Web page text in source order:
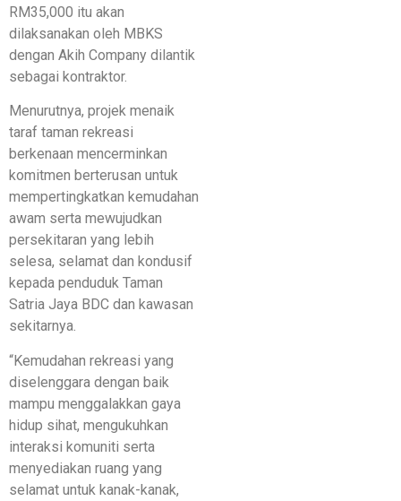
RM35,000 itu akan
dilaksanakan oleh MBKS
dengan Akih Company dilantik
sebagai kontraktor.
Menurutnya, projek menaik
taraf taman rekreasi
berkenaan mencerminkan
komitmen berterusan untuk
mempertingkatkan kemudahan
awam serta mewujudkan
persekitaran yang lebih
selesa, selamat dan kondusif
kepada penduduk Taman
Satria Jaya BDC dan kawasan
sekitarnya.
“Kemudahan rekreasi yang
diselenggara dengan baik
mampu menggalakkan gaya
hidup sihat, mengukuhkan
interaksi komuniti serta
menyediakan ruang yang
selamat untuk kanak-kanak,